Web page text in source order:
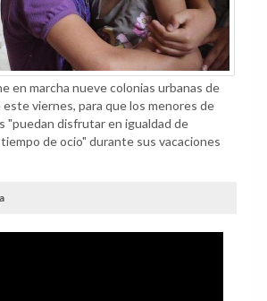
en marcha nueve colonias urbanas de
viernes, para que los menores de
"puedan disfrutar en igualdad de
de ocio" durante sus vacaciones